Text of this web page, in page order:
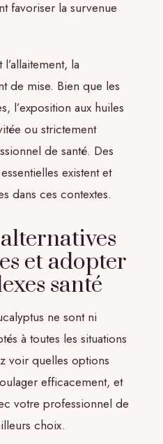
favoriser la survenue
la
de mise. Bien que les
l’exposition aux huiles
ou strictement
de santé. Des
existent et
dans ces contextes.
et adopter
santé
ne sont ni
à toutes les situations
voir quelles options
efficacement, et
votre professionnel de
choix.